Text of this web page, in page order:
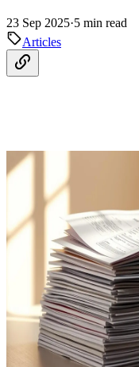
23 Sep 2025·5 min read
Articles